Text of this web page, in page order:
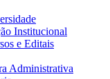
Institucional
e Editais
Administrativa